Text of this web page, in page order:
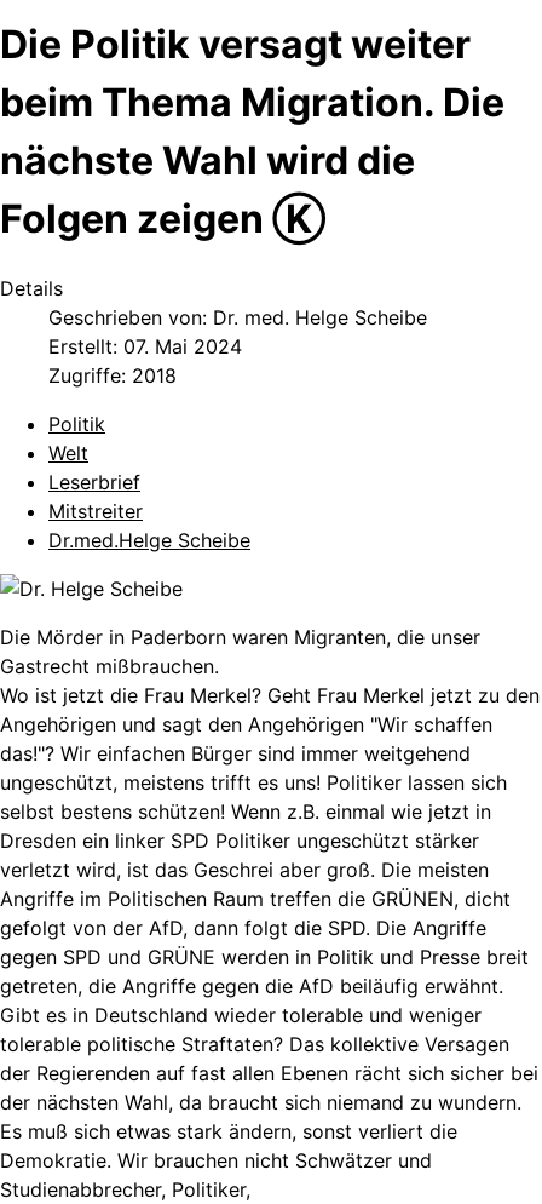
Die Politik versagt weiter
beim Thema Migration. Die
nächste Wahl wird die
Folgen zeigen Ⓚ
Details
Geschrieben von: Dr. med. Helge Scheibe
Erstellt: 07. Mai 2024
Zugriffe: 2018
Politik
Welt
Leserbrief
Mitstreiter
Dr.med.Helge Scheibe
Die Mörder in Paderborn waren Migranten, die unser
Gastrecht mißbrauchen.
Wo ist jetzt die Frau Merkel? Geht Frau Merkel jetzt zu den
Angehörigen und sagt den Angehörigen "Wir schaffen
das!"? Wir einfachen Bürger sind immer weitgehend
ungeschützt, meistens trifft es uns! Politiker lassen sich
selbst bestens schützen! Wenn z.B. einmal wie jetzt in
Dresden ein linker SPD Politiker ungeschützt stärker
verletzt wird, ist das Geschrei aber groß. Die meisten
Angriffe im Politischen Raum treffen die GRÜNEN, dicht
gefolgt von der AfD, dann folgt die SPD. Die Angriffe
gegen SPD und GRÜNE werden in Politik und Presse breit
getreten, die Angriffe gegen die AfD beiläufig erwähnt.
Gibt es in Deutschland wieder tolerable und weniger
tolerable politische Straftaten? Das kollektive Versagen
der Regierenden auf fast allen Ebenen rächt sich sicher bei
der nächsten Wahl, da braucht sich niemand zu wundern.
Es muß sich etwas stark ändern, sonst verliert die
Demokratie. Wir brauchen nicht Schwätzer und
Studienabbrecher, Politiker,